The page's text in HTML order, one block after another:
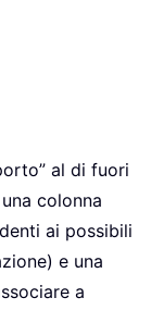
al di fuori
colonna
ai possibili
e una
a